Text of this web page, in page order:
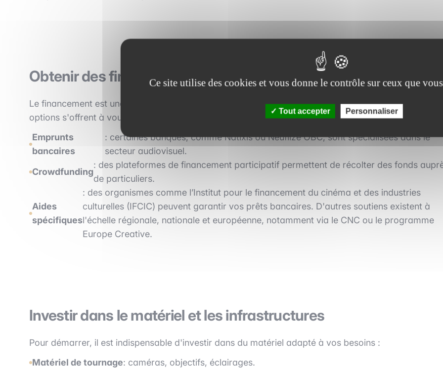
Obtenir des financements pour votre projet
Le financement est une question centrale dans la création d'une société de production. Plusieurs
options s'offrent à vous :
Emprunts
bancaires
: certaines banques, comme Natixis ou Neuflize OBC, sont spécialisées dans le
secteur audiovisuel.
Crowdfunding
: des plateformes de financement participatif permettent de récolter des fonds
de particuliers.
Aides
spécifiques
: des organismes comme l’Institut pour le financement du cinéma et des industries
culturelles (IFCIC) peuvent garantir vos prêts bancaires. D'autres soutiens existent à
l'échelle régionale, nationale et européenne, notamment via le CNC ou le programme
Europe Creative.
Investir dans le matériel et les infrastructures
Pour démarrer, il est indispensable d'investir dans du matériel adapté à vos besoins :
Matériel de tournage: caméras, objectifs, éclairages.
Ce site utilise des cookies et vous donne le contrôle sur ceux que
Tout accepter Personnaliser